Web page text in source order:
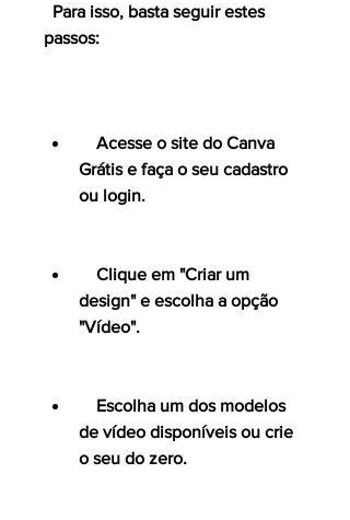
passos:
Grátis e faça o seu cadastro
ou login.
design" e escolha a opção
"Vídeo".
de vídeo disponíveis ou crie
o seu do zero.